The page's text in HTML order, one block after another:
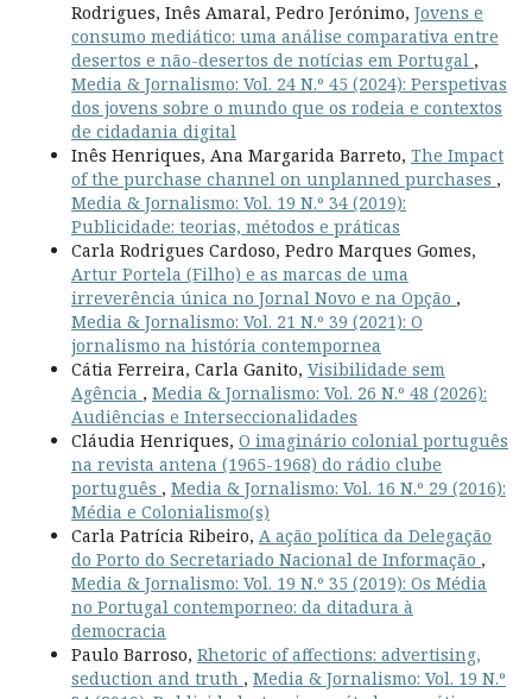
Rodrigues, Inês Amaral, Pedro Jerónimo, Jovens e
consumo mediático: uma análise comparativa entre
desertos e não-desertos de notícias em Portugal ,
Media & Jornalismo: Vol. 24 N.º 45 (2024): Perspetivas
dos jovens sobre o mundo que os rodeia e contextos
de cidadania digital
Inês Henriques, Ana Margarida Barreto, The Impact
of the purchase channel on unplanned purchases ,
Media & Jornalismo: Vol. 19 N.º 34 (2019):
Publicidade: teorias, métodos e práticas
Carla Rodrigues Cardoso, Pedro Marques Gomes,
Artur Portela (Filho) e as marcas de uma
irreverência única no Jornal Novo e na Opção ,
Media & Jornalismo: Vol. 21 N.º 39 (2021): O
jornalismo na história contempornea
Cátia Ferreira, Carla Ganito, Visibilidade sem
Agência , Media & Jornalismo: Vol. 26 N.º 48 (2026):
Audiências e Interseccionalidades
Cláudia Henriques, O imaginário colonial português
na revista antena (1965-1968) do rádio clube
português , Media & Jornalismo: Vol. 16 N.º 29 (2016):
Média e Colonialismo(s)
Carla Patrícia Ribeiro, A ação política da Delegação
do Porto do Secretariado Nacional de Informação ,
Media & Jornalismo: Vol. 19 N.º 35 (2019): Os Média
no Portugal contemporneo: da ditadura à
democracia
Paulo Barroso, Rhetoric of affections: advertising,
seduction and truth , Media & Jornalismo: Vol. 19 N.º